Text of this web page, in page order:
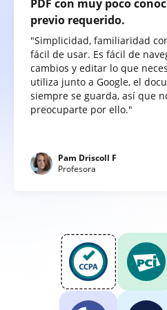
PDF con muy poco
previo requerido.
"Simplicidad, familiaridad
fácil de usar. Es fácil de
cambios y editar lo que
utiliza junto a Google, el
siempre se guarda, así que
preocuparte por ello."
Pam Driscoll F
Profesora